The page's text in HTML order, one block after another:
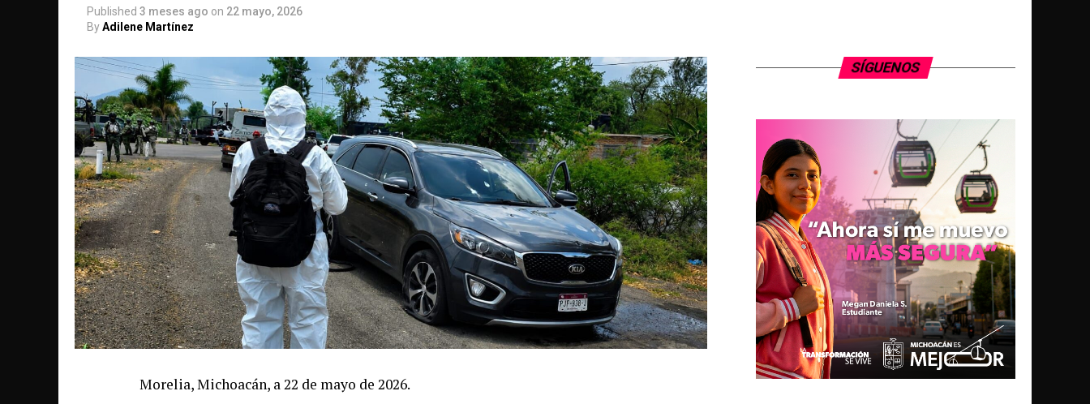
Published 3 meses ago on 22 mayo, 2026
ByAdilene Martínez
Morelia, Michoacán, a 22 de mayo de 2026.
SÍGUENOS